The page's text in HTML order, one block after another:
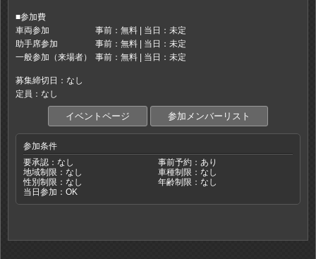
■参加費
車両参加
事前：無料 | 当日：未定
助手席参加
事前：無料 | 当日：未定
一般参加（来場者）
事前：無料 | 当日：未定
募集締切日：なし
定員：なし
イベントページ 参加メンバーリスト
参加条件
要承認：なし
事前予約：あり
地域制限：なし
車種制限：なし
性別制限：なし
年齢制限：なし
当日参加：OK